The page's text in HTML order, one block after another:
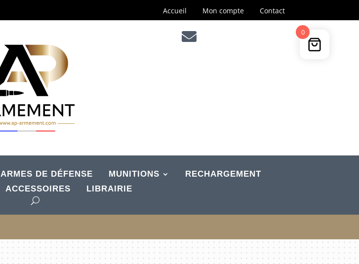
Accueil Mon compte Contact

ARMES DE DÉFENSE MUNITIONS
RECHARGEMENT
ACCESSOIRES LIBRAIRIE
0